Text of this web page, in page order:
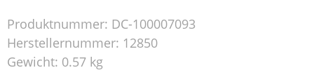
Produktnummer: DC-100007093
Herstellernummer: 12850
Gewicht: 0.57 kg